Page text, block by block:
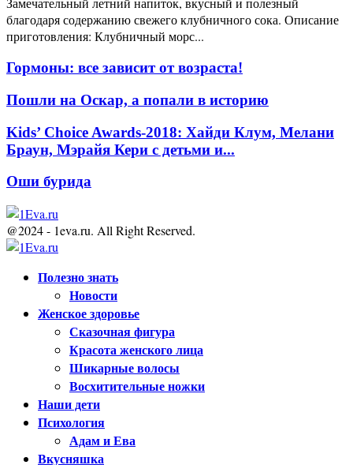
благодаря содержанию свежего клубничного сока. Описание
приготовления: Клубничный морс...
Гормоны: все зависит от возраста!
Пошли на Оскар, а попали в историю
Kids’ Choice Awards-2018: Хайди Клум, Мелани
Браун, Мэрайя Кери с детьми и...
Оши бурида
@2024 - 1eva.ru. All Right Reserved.
Полезно знать
Новости
Женское здоровье
Сказочная фигура
Красота женского лица
Шикарные волосы
Восхитительные ножки
Наши дети
Психология
Адам и Ева
Вкусняшка